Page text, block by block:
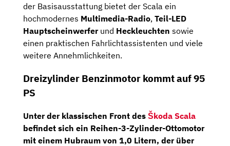
der Basisausstattung bietet der Scala ein
hochmodernes Multimedia-Radio, Teil-LED
Hauptscheinwerferund Heckleuchten sowie
einen praktischen Fahrlichtassistenten und viele
weitere Annehmlichkeiten.
Dreizylinder Benzinmotor kommt auf 95
PS
Unter der klassischen Front des Škoda Scala
befindet sich ein Reihen-3-Zylinder-Ottomotor
mit einem Hubraum von 1,0 Litern, der über